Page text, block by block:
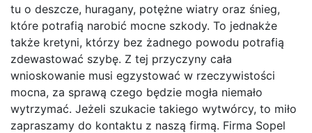
tu o deszcze, huragany, potężne wiatry oraz śnieg,
które potrafią narobić mocne szkody. To jednakże
także kretyni, którzy bez żadnego powodu potrafią
zdewastować szybę. Z tej przyczyny cała
wnioskowanie musi egzystować w rzeczywistości
mocna, za sprawą czego będzie mogła niemało
wytrzymać. Jeżeli szukacie takiego wytwórcy, to miło
zapraszamy do kontaktu z naszą firmą. Firma Sopel